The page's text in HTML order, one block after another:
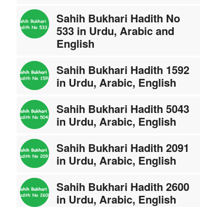
Sahih Bukhari Hadith No
533 in Urdu, Arabic and
English
Sahih Bukhari Hadith 1592
in Urdu, Arabic, English
Sahih Bukhari Hadith 5043
in Urdu, Arabic, English
Sahih Bukhari Hadith 2091
in Urdu, Arabic, English
Sahih Bukhari Hadith 2600
in Urdu, Arabic, English